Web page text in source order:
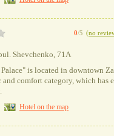
0/5 (no
Shevchenko, 71A
is located in downtown
and comfort category, which has
Hotel on the map